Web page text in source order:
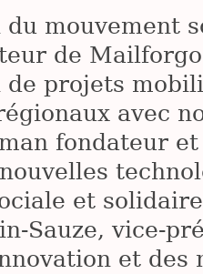
mouvement
de
de projets
avec
fondateur
et
Sauze, vice-
et des